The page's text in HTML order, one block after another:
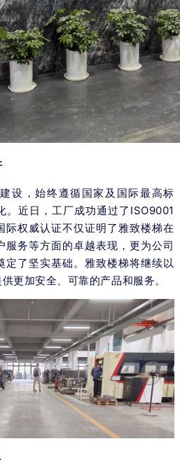
设，始终遵循国家及国际最高标
。近日，工厂成功通过了ISO9001
际权威认证不仅证明了雅致楼梯在
服务等方面的卓越表现，更为公司
定了坚实基础。雅致楼梯将继续以
更加安全、可靠的产品和服务。